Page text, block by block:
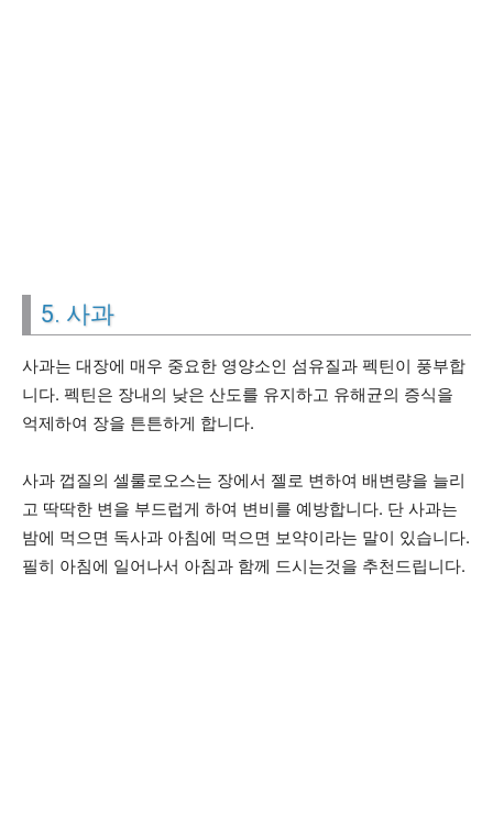
5. 사과
사과는 대장에 매우 중요한 영양소인 섬유질과 펙틴이 풍부합
니다. 펙틴은 장내의 낮은 산도를 유지하고 유해균의 증식을
억제하여 장을 튼튼하게 합니다.
사과 껍질의 셀룰로오스는 장에서 젤로 변하여 배변량을 늘리
고 딱딱한 변을 부드럽게 하여 변비를 예방합니다. 단 사과는
밤에 먹으면 독사과 아침에 먹으면 보약이라는 말이 있습니다.
필히 아침에 일어나서 아침과 함께 드시는것을 추천드립니다.